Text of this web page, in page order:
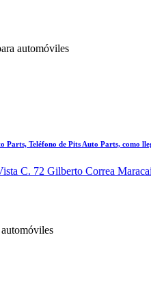
automóviles
Parts, Teléfono de Pits Auto Parts, como
C. 72 Gilberto Correa